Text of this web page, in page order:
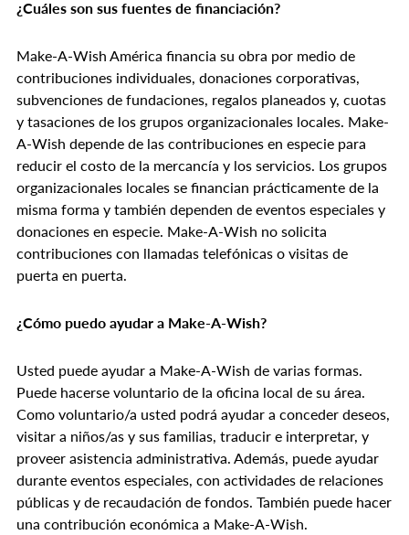
¿Cuáles son sus fuentes de financiación?
Make-A-Wish América financia su obra por medio de
contribuciones individuales, donaciones corporativas,
subvenciones de fundaciones, regalos planeados y, cuotas
y tasaciones de los grupos organizacionales locales. Make-
A-Wish depende de las contribuciones en especie para
reducir el costo de la mercancía y los servicios. Los grupos
organizacionales locales se financian prácticamente de la
misma forma y también dependen de eventos especiales y
donaciones en especie. Make-A-Wish no solicita
contribuciones con llamadas telefónicas o visitas de
puerta en puerta.
¿Cómo puedo ayudar a Make-A-Wish?
Usted puede ayudar a Make-A-Wish de varias formas.
Puede hacerse voluntario de la oficina local de su área.
Como voluntario/a usted podrá ayudar a conceder deseos,
visitar a niños/as y sus familias, traducir e interpretar, y
proveer asistencia administrativa. Además, puede ayudar
durante eventos especiales, con actividades de relaciones
públicas y de recaudación de fondos. También puede hacer
una contribución económica a Make-A-Wish.